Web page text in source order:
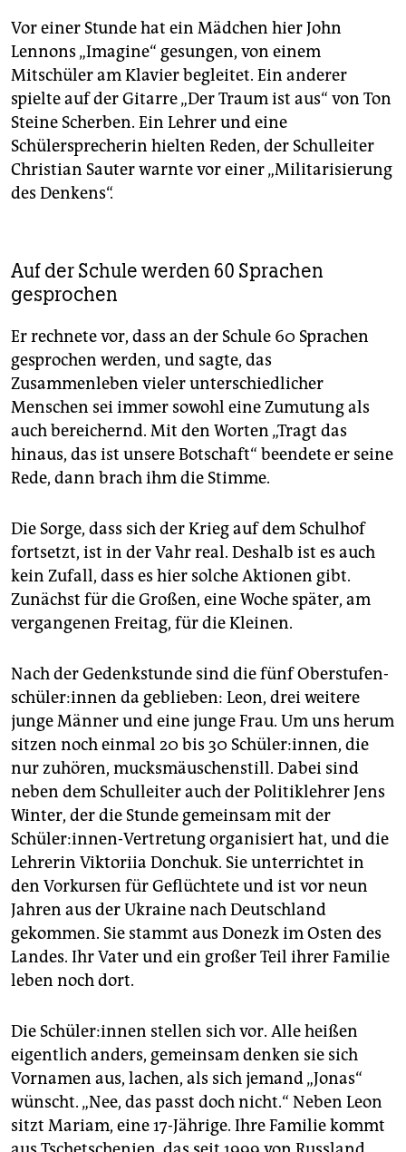
Vor einer Stunde hat ein Mädchen hier John
Lennons „Imagine“ gesungen, von einem
Mitschüler am Klavier begleitet. Ein anderer
spielte auf der Gitarre „Der Traum ist aus“ von Ton
Steine Scherben. Ein Lehrer und eine
Schülersprecherin hielten Reden, der Schulleiter
Christian Sauter warnte vor einer „Militarisierung
des Denkens“.
Auf der Schule werden 60 Sprachen
gesprochen
Er rechnete vor, dass an der Schule 60 Sprachen
gesprochen werden, und sagte, das
Zusammenleben vieler unterschiedlicher
Menschen sei immer sowohl eine Zumutung als
auch bereichernd. Mit den Worten „Tragt das
hinaus, das ist unsere Botschaft“ beendete er seine
Rede, dann brach ihm die Stimme.
Die Sorge, dass sich der Krieg auf dem Schulhof
fortsetzt, ist in der Vahr real. Deshalb ist es auch
kein Zufall, dass es hier solche Aktionen gibt.
Zunächst für die Großen, eine Woche später, am
vergangenen Freitag, für die Kleinen.
Nach der Gedenkstunde sind die fünf Ober­stu­fen­
schü­le­r:in­nen da geblieben: Leon, drei weitere
junge Männer und eine junge Frau. Um uns herum
sitzen noch einmal 20 bis 30 Schüler:innen, die
nur zuhören, mucksmäuschenstill. Dabei sind
neben dem Schulleiter auch der Politiklehrer Jens
Winter, der die Stunde gemeinsam mit der
Schüler:innen-Vertretung organisiert hat, und die
Lehrerin Viktoriia Donchuk. Sie unterrichtet in
den Vorkursen für Geflüchtete und ist vor neun
Jahren aus der Ukraine nach Deutschland
gekommen. Sie stammt aus Donezk im Osten des
Landes. Ihr Vater und ein großer Teil ihrer Familie
leben noch dort.
Die Schü­le­r:in­nen stellen sich vor. Alle heißen
eigentlich anders, gemeinsam denken sie sich
Vornamen aus, lachen, als sich jemand „Jonas“
wünscht. „Nee, das passt doch nicht.“ Neben Leon
sitzt Mariam, eine 17-Jährige. Ihre Familie kommt